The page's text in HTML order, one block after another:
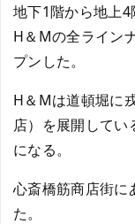
地下1階から地上4
H＆Mの全ライン
プンした。
H＆Mは道頓堀に
店）を展開してい
になる。
心斎橋筋商店街に
た。